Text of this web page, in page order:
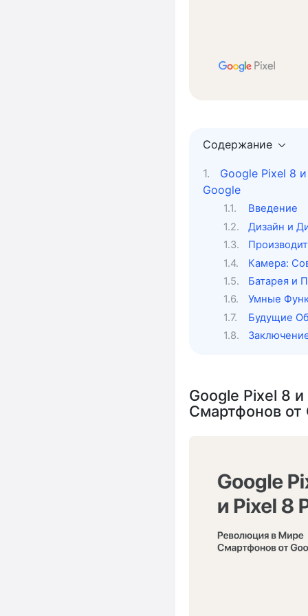
Содержание
Google Pixel 8
Google
Введение
Дизайн и
Камера:
Батарея и
Умные
Будущие
Google Pixel 8
Смартфонов от